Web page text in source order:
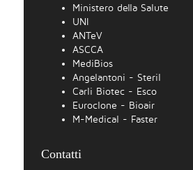
Ministero della Salute
UNI
ANTeV
ASCCA
MediBios
Angelantoni - Steril
Carli Biotec - Esco
Euroclone - Bioair
M-Medical - Faster
Contatti